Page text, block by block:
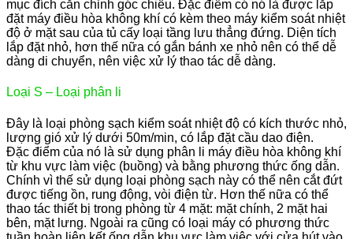
mục đích căn chỉnh góc chiếu. Đặc điểm có nó là được lắp
đặt máy điều hòa không khí có kèm theo máy kiểm soát nhiệt
độ ở mặt sau của tủ cấy loại tầng lưu thẳng đứng. Diện tích
lắp đặt nhỏ, hơn thế nữa có gắn bánh xe nhỏ nên có thể dễ
dàng di chuyển, nên việc xử lý thao tác dễ dàng.
Loại S – Loại phân li
Đây là loại phòng sạch kiểm soát nhiệt độ có kích thước nhỏ,
lượng gió xử lý dưới 50m/min, có lắp đặt cầu dao điện.
Đặc điểm của nó là sử dụng phân li máy điều hòa không khí
từ khu vực làm việc (buồng) và bằng phương thức ống dẫn.
Chính vì thế sử dụng loại phòng sạch này có thể nên cắt đứt
được tiếng ồn, rung động, vòi điện từ. Hơn thế nữa có thể
thao tác thiết bị trong phòng từ 4 mặt: mặt chính, 2 mặt hai
bên, mặt lưng. Ngoài ra cũng có loại máy có phương thức